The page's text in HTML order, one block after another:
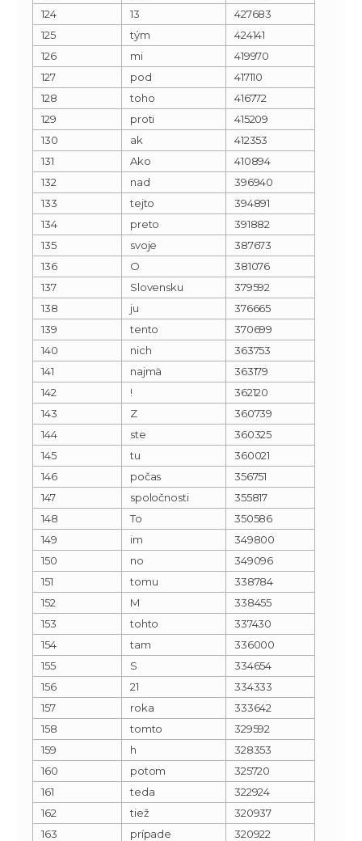
124
13
427683
125
tým
424141
126
mi
419970
127
pod
417110
128
toho
416772
129
proti
415209
130
ak
412353
131
Ako
410894
132
nad
396940
133
tejto
394891
134
preto
391882
135
svoje
387673
136
O
381076
137
Slovensku
379592
138
ju
376665
139
tento
370699
140
nich
363753
141
najmä
363179
142
!
362120
143
Z
360739
144
ste
360325
145
tu
360021
146
počas
356751
147
spoločnosti
355817
148
To
350586
149
im
349800
150
no
349096
151
tomu
338784
152
M
338455
153
tohto
337430
154
tam
336000
155
S
334654
156
21
334333
157
roka
333642
158
tomto
329592
159
h
328353
160
potom
325720
161
teda
322924
162
tiež
320937
163
prípade
320922